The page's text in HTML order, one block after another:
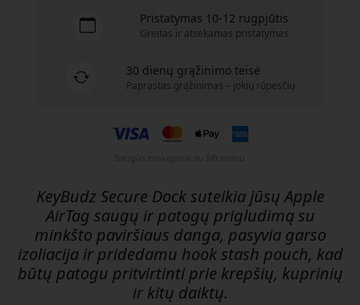
Pristatymas 10-12 rugpjūtis
Greitas ir atsekamas pristatymas
30 dienų grąžinimo teisė
Paprastas grąžinimas – jokių rūpesčių
KeyBudz Secure Dock suteikia jūsų Apple
AirTag saugų ir patogų prigludimą su
minkšto paviršiaus danga, pasyvia garso
izoliacija ir pridedamu hook stash pouch, kad
būtų patogu pritvirtinti prie krepšių, kuprinių
ir kitų daiktų.